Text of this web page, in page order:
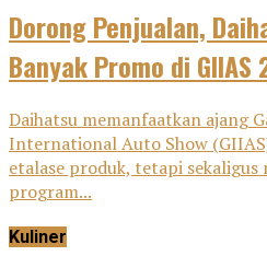
Dorong Penjualan,
Banyak Promo di GIIAS
Daihatsu memanfaatkan ajang
International Auto Show
etalase produk, tetapi sekaligus
program...
Kuliner